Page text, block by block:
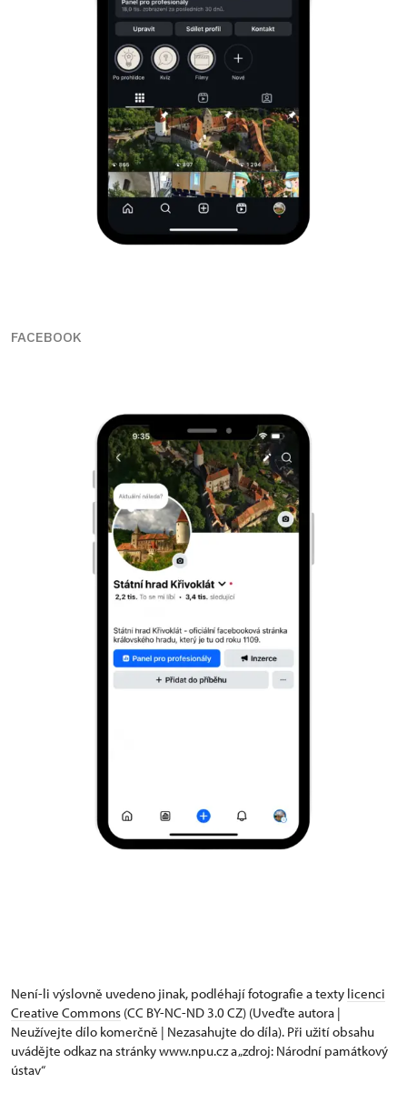
FACEBOOK
Není-li výslovně uvedeno jinak, podléhají fotografie a texty licenci
Creative Commons (CC BY-NC-ND 3.0 CZ) (Uveďte autora |
Neužívejte dílo komerčně | Nezasahujte do díla). Při užití obsahu
uvádějte odkaz na stránky www.npu.cz a „zdroj: Národní památkový
ústav“